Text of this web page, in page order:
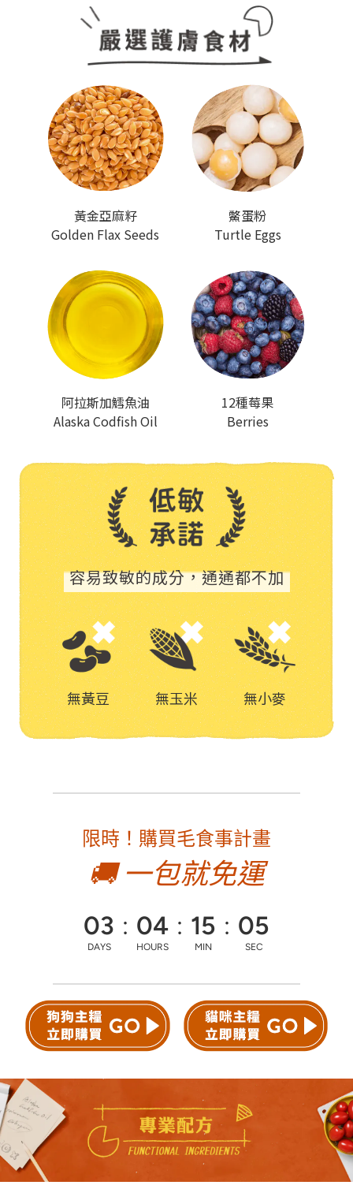
黃金亞麻籽
Golden Flax Seeds
鱉蛋粉
Turtle Eggs
阿拉斯加鱈魚油
Alaska Codfish Oil
12種莓果
Berries
容易致敏的成分，通通都不加
無黃豆 無玉米 無小麥
限時！購買毛食事計畫
🚚 一包就免運
03
DAYS
: 04
HOURS
: 15
MIN
: 03
SEC